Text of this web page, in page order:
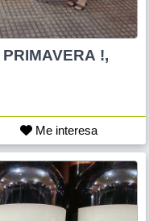
!,
Me interesa